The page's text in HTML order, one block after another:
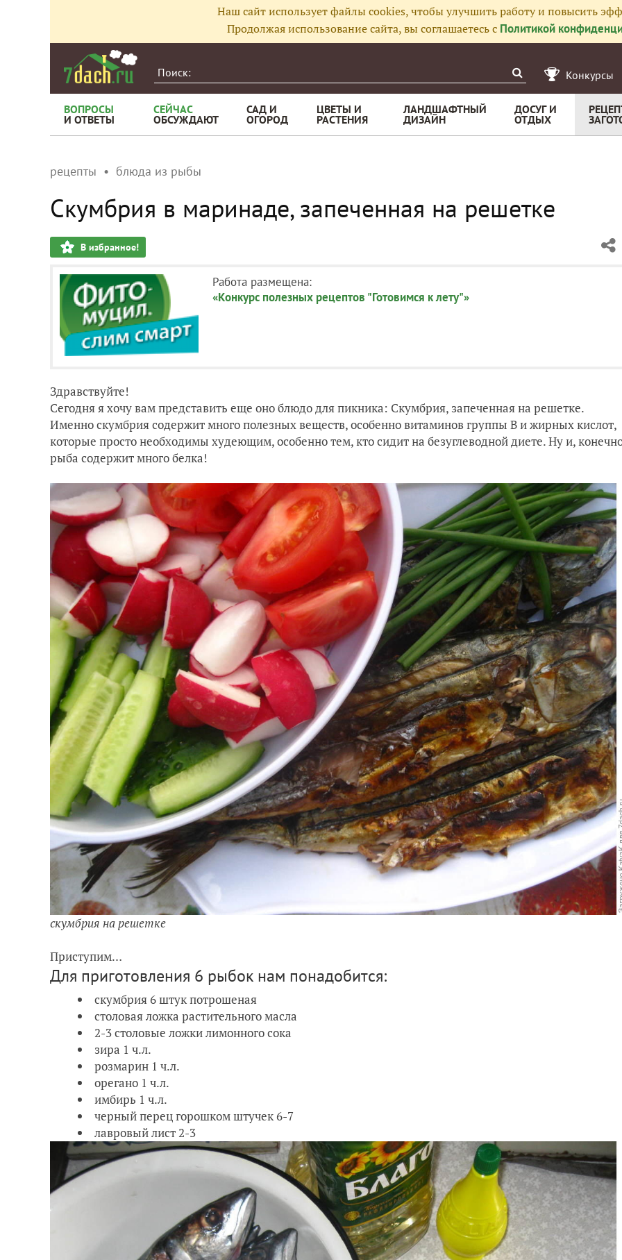
Наш сайт использует файлы cookies, чтобы улучшить работу и повысить
Продолжая использование сайта, вы соглашаетесь с Политикой
Конкурсы
ВОПРОСЫ
И ОТВЕТЫ
СЕЙЧАС
ОБСУЖДАЮТ
САД И
ОГОРОД
ЦВЕТЫ И
РАСТЕНИЯ
ЛАНДШАФТНЫЙ
ДИЗАЙН
ДОСУГ И
ОТДЫХ
рецепты блюда из рыбы
Скумбрия в маринаде, запеченная на решетке
В избранное!
Работа размещена:
«Конкурс полезных рецептов "Готовимся к лету"»
Здравствуйте!
Сегодня я хочу вам представить еще оно блюдо для пикника: Скумбрия, запеченная на решетке.
Именно скумбрия содержит много полезных веществ, особенно витаминов группы В и жирных кислот,
которые просто необходимы худеющим, особенно тем, кто сидит на безуглеводной диете. Ну и,
рыба содержит много белка!
скумбрия на решетке
Приступим…
Для приготовления 6 рыбок нам понадобится:
скумбрия 6 штук потрошеная
столовая ложка растительного масла
2-3 столовые ложки лимонного сока
зира 1 ч.л.
розмарин 1 ч.л.
орегано 1 ч.л.
имбирь 1 ч.л.
черный перец горошком штучек 6-7
лавровый лист 2-3